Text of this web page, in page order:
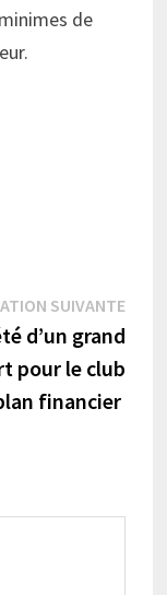
de
:
SUIVANTE
d’un grand
pour le club
financier